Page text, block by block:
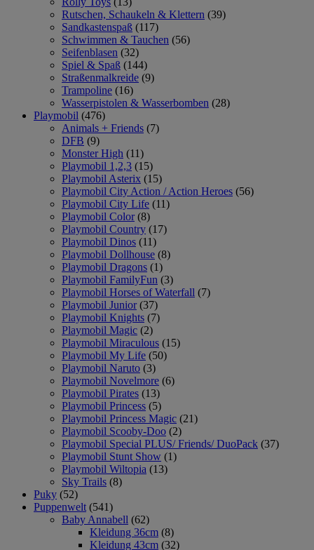
Rutschen, Schaukeln & Klettern (39)
Sandkastenspaß (117)
Schwimmen & Tauchen (56)
Seifenblasen (32)
Spiel & Spaß (144)
Straßenmalkreide (9)
Trampoline (16)
Wasserpistolen & Wasserbomben (28)
Playmobil (476)
Animals + Friends (7)
DFB (9)
Monster High (11)
Playmobil 1,2,3 (15)
Playmobil Asterix (15)
Playmobil City Action / Action Heroes (56)
Playmobil City Life (11)
Playmobil Color (8)
Playmobil Country (17)
Playmobil Dinos (11)
Playmobil Dollhouse (8)
Playmobil Dragons (1)
Playmobil FamilyFun (3)
Playmobil Horses of Waterfall (7)
Playmobil Junior (37)
Playmobil Knights (7)
Playmobil Magic (2)
Playmobil Miraculous (15)
Playmobil My Life (50)
Playmobil Naruto (3)
Playmobil Novelmore (6)
Playmobil Pirates (13)
Playmobil Princess (5)
Playmobil Princess Magic (21)
Playmobil Scooby-Doo (2)
Playmobil Special PLUS/ Friends/ DuoPack (37)
Playmobil Stunt Show (1)
Playmobil Wiltopia (13)
Sky Trails (8)
Puky (52)
Puppenwelt (541)
Baby Annabell (62)
Kleidung 36cm (8)
Kleidung 43cm (32)